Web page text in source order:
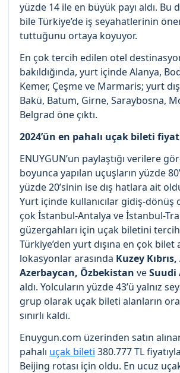
yüzde 14 ile en büyük payı aldı. Bu
bile Türkiye’de iş seyahatlerinin
tuttuğunu ortaya koyuyor.
En çok tercih edilen otel
bakıldığında, yurt içinde Alanya,
Kemer, Çeşme ve Marmaris; yurt
Bakü, Batum, Girne, Saraybosna,
Belgrad öne çıktı.
2024’ün en pahalı uçak bileti
ENUYGUN’un paylaştığı verilere
boyunca yapılan uçuşların yüzde
yüzde 20’sinin ise dış hatlara ait
Yurt içinde kullanıcılar gidiş-dönüş
çok İstanbul-Antalya ve İstanbul-
güzergahları için uçak biletini
Türkiye’den yurt dışına en çok bilet
lokasyonlar arasında Kuzey
Azerbaycan, Özbekistan veSuudi
aldı. Yolcuların yüzde 43’ü yalnız
grup olarak uçak bileti alanların
sınırlı kaldı.
Enuygun.com üzerinden satın
pahalı uçak bileti 380.777 TL
Beijing rotası için oldu. En ucuz